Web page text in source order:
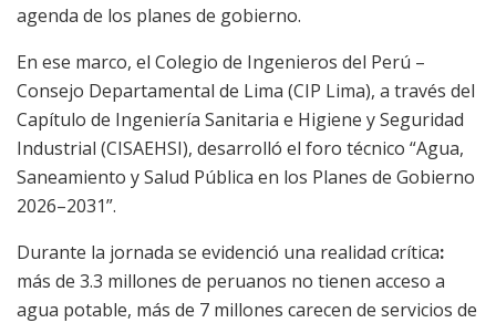
agenda de los planes de gobierno.
En ese marco, el Colegio de Ingenieros del Perú –
Consejo Departamental de Lima (CIP Lima), a través del
Capítulo de Ingeniería Sanitaria e Higiene y Seguridad
Industrial (CISAEHSI), desarrolló el foro técnico “Agua,
Saneamiento y Salud Pública en los Planes de Gobierno
2026–2031”.
Durante la jornada se evidenció una realidad crítica:
más de 3.3 millones de peruanos no tienen acceso a
agua potable, más de 7 millones carecen de servicios de